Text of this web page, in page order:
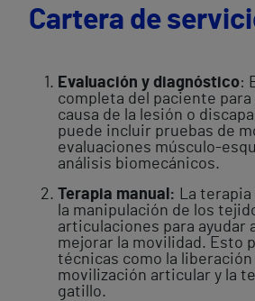
Cartera de
Evaluación y diagnóstico:
completa del paciente
causa de la lesión o
puede incluir pruebas de
evaluaciones músculo-
análisis biomecánicos.
Terapia manual: La
la manipulación de los
articulaciones para ayudar
mejorar la movilidad. Esto
técnicas como la
movilización articular y la
gatillo.